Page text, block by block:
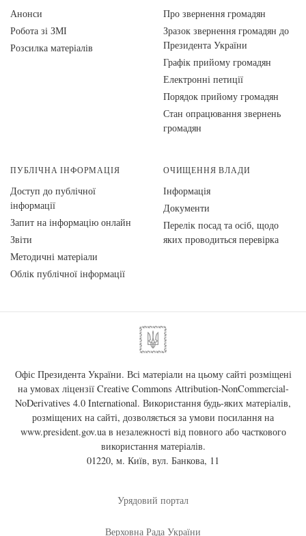
Анонси
Робота зі ЗМІ
Розсилка матеріалів
Про звернення громадян
Зразок звернення громадян до
Президента України
Графік прийому громадян
Електронні петиції
Порядок прийому громадян
Стан опрацювання звернень
громадян
ПУБЛІЧНА ІНФОРМАЦІЯ
Доступ до публічної
інформації
Запит на інформацію онлайн
Звіти
Методичні матеріали
Облік публічної інформації
ОЧИЩЕННЯ ВЛАДИ
Інформація
Документи
Перелік посад та осіб, щодо
яких проводиться перевірка
Офіс Президента України. Всі матеріали на цьому сайті розміщені
на умовах ліцензії Creative Commons Attribution-NonCommercial-
NoDerivatives 4.0 International. Використання будь-яких матеріалів,
розміщених на сайті, дозволяється за умови посилання на
www.president.gov.uaв незалежності від повного або часткового
використання матеріалів.
01220, м. Київ, вул. Банкова, 11
Урядовий портал
Верховна Рада України